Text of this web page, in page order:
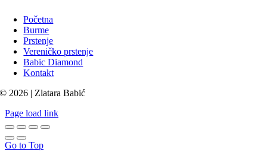
Početna
Burme
Prstenje
Vereničko prstenje
Babic Diamond
Kontakt
© 2026 | Zlatara Babić
Page load link
Go to Top